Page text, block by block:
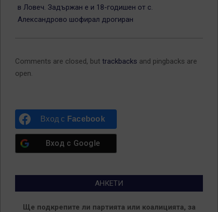
в Ловеч. Задържан е и 18-годишен от с.
Александрово шофирал дрогиран
Comments are closed, but trackbacks and pingbacks are
open.
Вход с Facebook
Вход с Google
АНКЕТИ
Ще подкрепите ли партията или коалицията, за